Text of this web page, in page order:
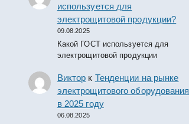
используется для
электрощитовой продукции?
09.08.2025
Какой ГОСТ используется для
электрощитовой продукции
Виктор к Тенденции на рынке
электрощитового оборудования
в 2025 году
06.08.2025